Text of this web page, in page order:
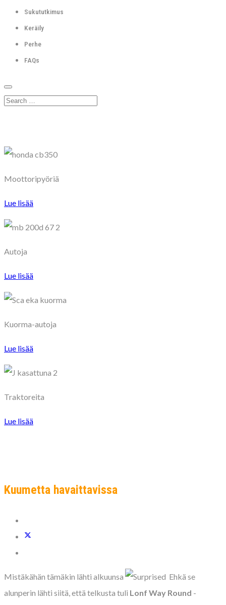
Sukututkimus
Keräily
Perhe
FAQs
Moottoripyöriä
Lue lisää
Autoja
Lue lisää
Kuorma-autoja
Lue lisää
Traktoreita
Lue lisää
Kuumetta havaittavissa
Mistäkähän tämäkin lähti alkuunsa
Ehkä se
alunperin lähti siitä, että telkusta tuli Lonf Way Round -